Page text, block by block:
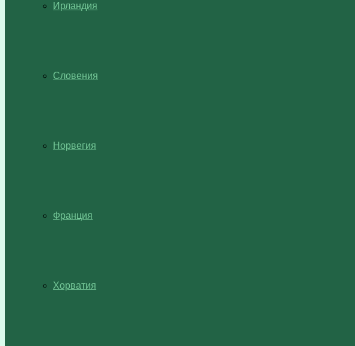
Ирландия
Словения
Норвегия
Франция
Хорватия